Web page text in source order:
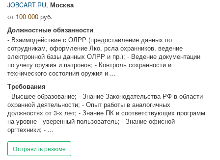
JOBCART.RU, Москва
от 100 000 руб.
Должностные обязанности
- Взаимодействие с ОЛРР (предоставление данных по
сотрудникам, оформление Лко, рсла охранников, ведение
электронной базы данных ОЛРР и пр.); - Ведение документации
по учету оружия и патронов; - Контроль сохранности и
технического состояния оружия и ...
Требования
- Высшее образование; - Знание Законодательства РФ в области
охранной деятельности; - Опыт работы в аналогичных
должностях от 3-х лет; - Знание ПК и соответствующих программ
на уровне - уверенный пользователь; - Знание офисной
оргтехники; - ...
Отправить резюме